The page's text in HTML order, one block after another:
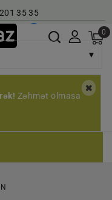
35 35
| Giriş AZ 0
▼
Zəhmət olmasa